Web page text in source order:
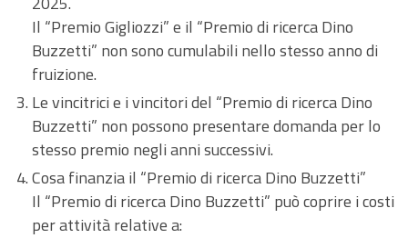
Il “Premio Gigliozzi” e il “Premio di ricerca Dino
Buzzetti” non sono cumulabili nello stesso anno di
fruizione.
Le vincitrici e i vincitori del “Premio di ricerca Dino
Buzzetti” non possono presentare domanda per lo
stesso premio negli anni successivi.
Cosa finanzia il “Premio di ricerca Dino Buzzetti”
Il “Premio di ricerca Dino Buzzetti” può coprire i costi
per attività relative a: